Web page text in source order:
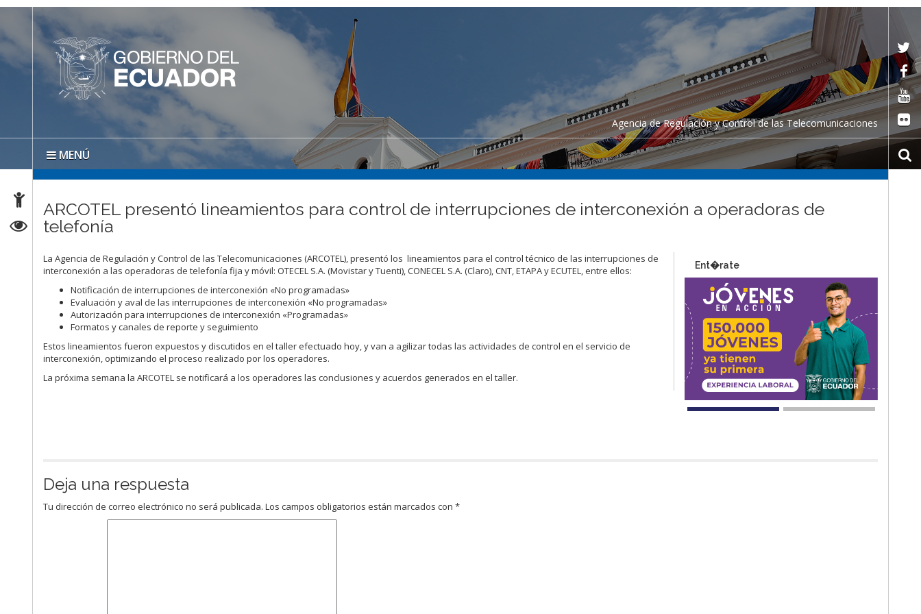
Agencia de Regulación y Control de las Telecomunicaciones
MENÚ
ARCOTEL presentó lineamientos para control de interrupciones de interconexión a operadoras de
telefonía
La Agencia de Regulación y Control de las Telecomunicaciones (ARCOTEL), presentó los lineamientos para el control técnico de las interrupciones de
interconexión a las operadoras de telefonía fija y móvil: OTECEL S.A. (Movistar y Tuenti), CONECEL S.A. (Claro), CNT, ETAPA y ECUTEL, entre ellos:
​Notificación de interrupciones de interconexión «No programadas»
Evaluación y aval de las interrupciones de interconexión «No programadas»​
Autorización para interrupciones de interconexión «Programadas»
Formatos y canales de reporte y seguimiento
Estos lineamientos fueron expuestos y discutidos en el taller efectuado hoy, y van a agilizar todas las actividades de control en el servicio de
interconexión, optimizando el proceso realizado por los operadores.
La próxima semana la ARCOTEL se notificará a los operadores las conclusiones y acuerdos generados en el taller.
Ent�rate
Deja una respuesta
Tu dirección de correo electrónico no será publicada. Los campos obligatorios están marcados con*